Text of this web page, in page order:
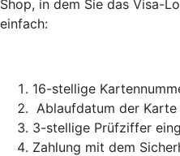
Shop, in dem Sie das Visa-
einfach:
16-stellige
Ablaufdatum der Karte
3-stellige Prüfziffer
Zahlung mit dem